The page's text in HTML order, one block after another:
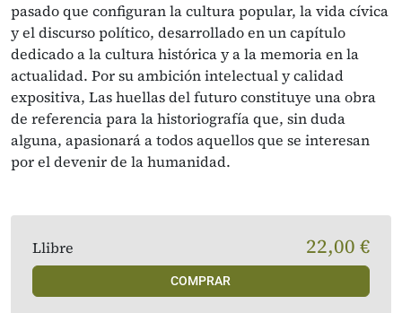
pasado que configuran la cultura popular, la vida cívica
y el discurso político, desarrollado en un capítulo
dedicado a la cultura histórica y a la memoria en la
actualidad. Por su ambición intelectual y calidad
expositiva, Las huellas del futuro constituye una obra
de referencia para la historiografía que, sin duda
alguna, apasionará a todos aquellos que se interesan
por el devenir de la humanidad.
Llibre 22,00 €
COMPRAR